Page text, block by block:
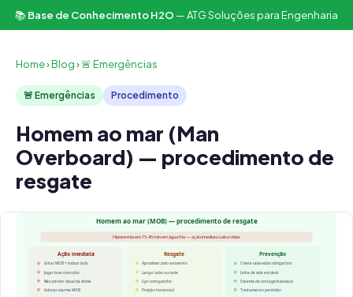
📚Base de Conhecimento H2O — ATG Soluções para Engenharia
Home›Blog›🚨 Emergências
🚨 Emergências Procedimento
Homem ao mar (Man
Overboard) — procedimento de
resgate